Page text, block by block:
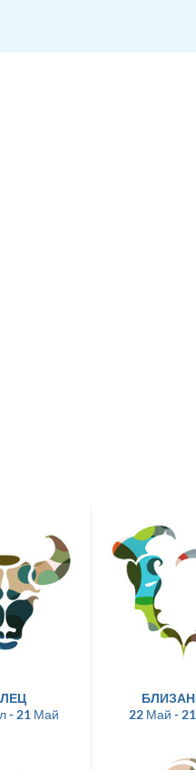
- 21 Май
22 Май -